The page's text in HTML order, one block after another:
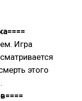
Игра
этого